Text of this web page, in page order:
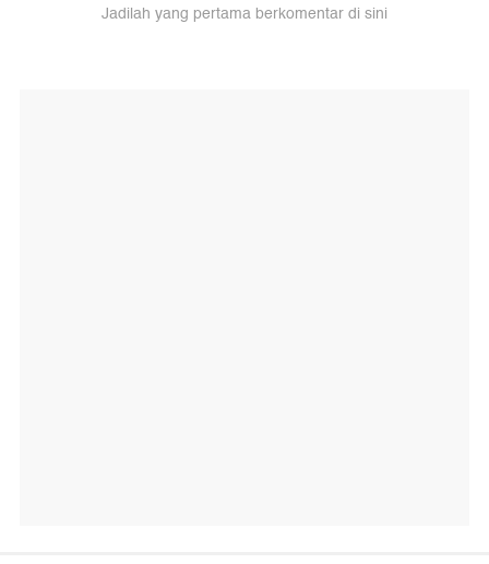
Jadilah yang pertama berkomentar di sini